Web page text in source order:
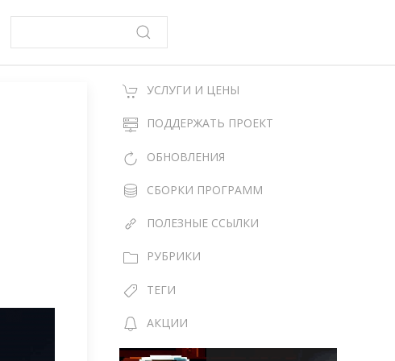
УСЛУГИ И ЦЕНЫ
ПОДДЕРЖАТЬ ПРОЕКТ
ОБНОВЛЕНИЯ
СБОРКИ ПРОГРАММ
ПОЛЕЗНЫЕ ССЫЛКИ
РУБРИКИ
ТЕГИ
АКЦИИ